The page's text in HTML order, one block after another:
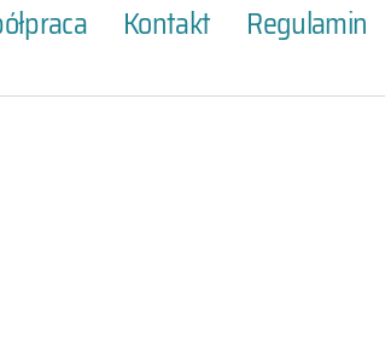
Kontakt Regulamin